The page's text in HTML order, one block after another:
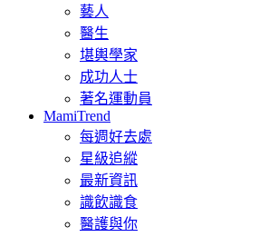
藝人
醫生
堪輿學家
成功人士
著名運動員
MamiTrend
每週好去處
星級追縱
最新資訊
識飲識食
醫護與你